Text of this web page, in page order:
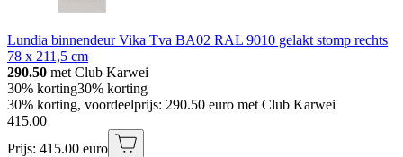
Lundia binnendeur Vika Tva BA02 RAL 9010 gelakt stomp rechts
78 x 211,5 cm
290.50 met Club Karwei
30% korting30% korting
30% korting, voordeelprijs: 290.50 euro met Club Karwei
415.00
Prijs: 415.00 euro